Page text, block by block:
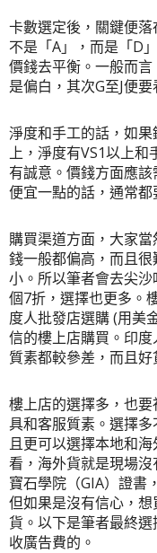
卡數選定後，關鍵便
不是「A」，而是「D
價錢去平衡。一般而
是偏白，其次G至J便
淨度和手工的話，如
上，淨度有VS1以上
有誠意。價錢方面應
便宜一點的話，通常都
購買渠道方面，大家
錢一般都偏高，而且
小。所以筆者會去尖
個7折，選擇也更多。
度人批發店選購 (用美
信的樓上店購買。印
質素都較參差，而且
樓上店的選擇多，也
具和客服質素。選擇
且更可以選擇本地和
看，海外貨就是現場
寶石學院（GIA）證書
但如果是沒有信心，
貨。以下是筆者最終
收廣告費的。